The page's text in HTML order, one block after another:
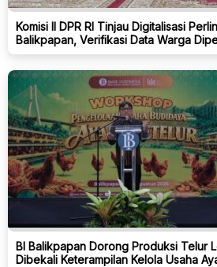
Komisi II DPR RI Tinjau Digitalisasi
Balikpapan, Verifikasi Data Warga
BI Balikpapan Dorong Produksi Telur
Dibekali Keterampilan Kelola Usaha